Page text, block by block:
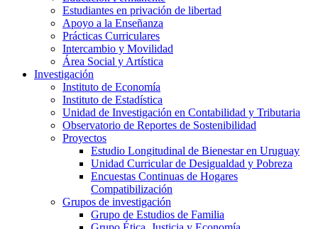
Estudiantes en privación de libertad
Apoyo a la Enseñanza
Prácticas Curriculares
Intercambio y Movilidad
Área Social y Artística
Investigación
Instituto de Economía
Instituto de Estadística
Unidad de Investigación en Contabilidad y Tributaria
Observatorio de Reportes de Sostenibilidad
Proyectos
Estudio Longitudinal de Bienestar en Uruguay
Unidad Curricular de Desigualdad y Pobreza
Encuestas Continuas de Hogares
Compatibilización
Grupos de investigación
Grupo de Estudios de Familia